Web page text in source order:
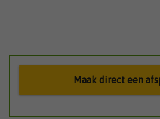
Maak direct een